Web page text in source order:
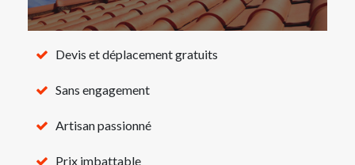
Devis et déplacement gratuits
Sans engagement
Artisan passionné
Prix imbattable